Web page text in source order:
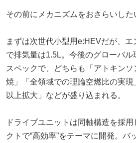
その前にメカニズムをおさらいした
まずは次世代小型用e:HEVだが、
で排気量は1.5L。今後のグローバル
スペックで、どちらも「アトキン
焼」「全領域での理論空燃比の実
以上拡大」などが盛り込まれる。
ドライブユニットは同軸構造を採
クトで“高効率”をテーマに開発。バ